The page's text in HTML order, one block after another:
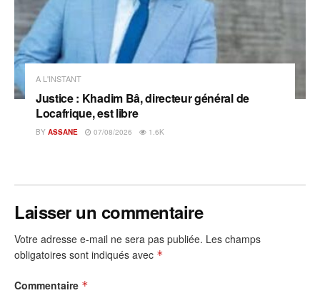
A L'INSTANT
Justice : Khadim Bâ, directeur général de
Locafrique, est libre
BY ASSANE 07/08/2026 1.6K
Laisser un commentaire
Votre adresse e-mail ne sera pas publiée. Les champs
obligatoires sont indiqués avec *
Commentaire *